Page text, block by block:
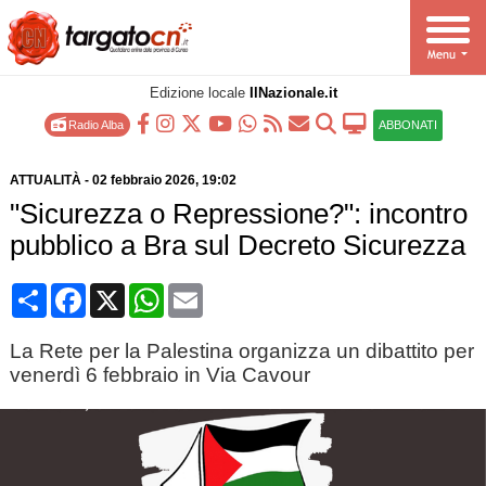
Edizione locale IlNazionale.it
Radio Alba ABBONATI
ATTUALITÀ- 02 febbraio 2026, 19:02
"Sicurezza o Repressione?": incontro
pubblico a Bra sul Decreto Sicurezza
CondividiFacebook
X WhatsApp
Email
La Rete per la Palestina organizza un dibattito per
venerdì 6 febbraio in Via Cavour